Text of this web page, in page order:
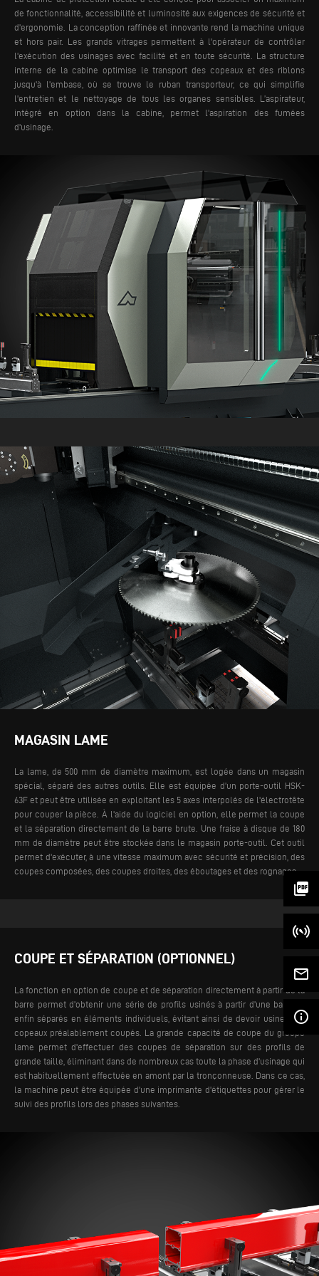
picture_as_pdf
mail_outline
info_outline
de fonctionnalité, accessibilité et luminosité aux exigences de sécurité et
d'ergonomie. La conception raffinée et innovante rend la machine unique
et hors pair. Les grands vitrages permettent à l'opérateur de contrôler
l'exécution des usinages avec facilité et en toute sécurité.
La structure
interne de la cabine optimise le transport des copeaux et des riblons
jusqu'à l'embase, où se trouve le ruban transporteur, ce qui simplifie
l'entretien et le nettoyage de tous les organes sensibles. L’aspirateur,
intégré en option dans la cabine, permet l'aspiration des fumées
d'usinage.
MAGASIN LAME
La lame, de 500 mm de diamètre maximum, est logée dans un magasin
spécial, séparé des autres outils. Elle est équipée d'un porte-outil HSK-
63F et peut être utilisée en exploitant les 5 axes interpolés de l'électrotête
pour couper la pièce. À l'aide du logiciel en option, elle permet la coupe
et la séparation directement de la barre brute. Une fraise à disque de 180
mm de diamètre peut être stockée dans le magasin porte-outil.
Cet outil
permet d'exécuter, à une vitesse maximum avec sécurité et précision, des
coupes composées, des coupes droites, des éboutages et des rognages.
COUPE ET SÉPARATION (OPTIONNEL)
La fonction en option de coupe et de séparation directement à partir de la
barre permet d'obtenir une série de profils usinés à partir d'une barre et
enfin séparés en éléments individuels, évitant ainsi de devoir usiner des
copeaux préalablement coupés. La grande capacité de coupe du groupe
lame permet d'effectuer des coupes de séparation sur des profils de
grande taille, éliminant dans de nombreux cas toute la phase d'usinage qui
est habituellement effectuée en amont par la tronçonneuse. Dans ce cas,
la machine peut être équipée d'une imprimante d'étiquettes pour gérer le
suivi des profils lors des phases suivantes.